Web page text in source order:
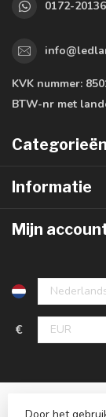
0172-
KVK nummer:
BTW-nr met
Categorieën
Informatie
Mijn
€